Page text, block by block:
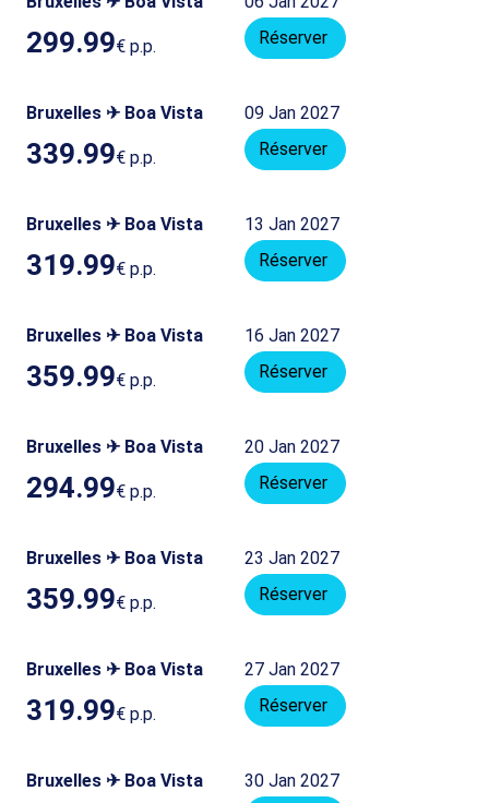
299.99€ p.p. Réserver
Bruxelles ✈ Boa Vista 09 Jan 2027
339.99€ p.p. Réserver
Bruxelles ✈ Boa Vista 13 Jan 2027
319.99€ p.p. Réserver
Bruxelles ✈ Boa Vista 16 Jan 2027
359.99€ p.p. Réserver
Bruxelles ✈ Boa Vista 20 Jan 2027
294.99€ p.p. Réserver
Bruxelles ✈ Boa Vista 23 Jan 2027
359.99€ p.p. Réserver
Bruxelles ✈ Boa Vista 27 Jan 2027
319.99€ p.p. Réserver
Bruxelles ✈ Boa Vista 30 Jan 2027